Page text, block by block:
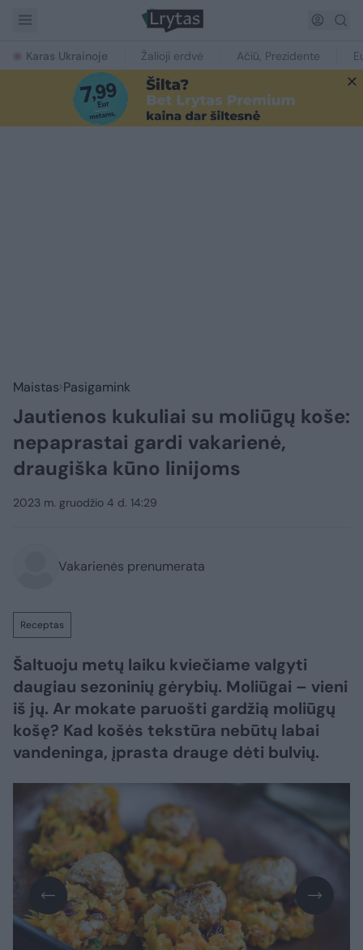
Karas Ukrainoje Žalioji erdvė Ačiū, Prezidente
Maistas Pasigamink
Jautienos kukuliai su moliūgų koše:
nepaprastai gardi vakarienė,
draugiška kūno linijoms
2023 m. gruodžio 4 d. 14:29
Vakarienės prenumerata
Receptas
Šaltuoju metų laiku kviečiame valgyti
daugiau sezoninių gėrybių. Moliūgai – vieni
iš jų. Ar mokate paruošti gardžią moliūgų
košę? Kad košės tekstūra nebūtų labai
vandeninga, įprasta drauge dėti bulvių.